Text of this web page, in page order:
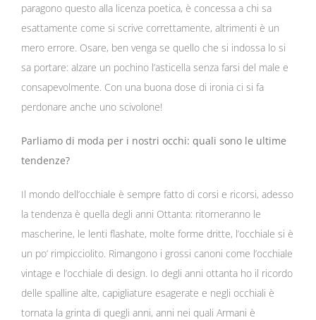
paragono questo alla licenza poetica, è concessa a chi sa
esattamente come si scrive correttamente, altrimenti è un
mero errore. Osare, ben venga se quello che si indossa lo si
sa portare: alzare un pochino l’asticella senza farsi del male e
consapevolmente. Con una buona dose di ironia ci si fa
perdonare anche uno scivolone!
Parliamo di moda per i nostri occhi: quali sono le ultime
tendenze?
Il mondo dell’occhiale è sempre fatto di corsi e ricorsi, adesso
la tendenza è quella degli anni Ottanta: ritorneranno le
mascherine, le lenti flashate, molte forme dritte, l’occhiale si è
un po’ rimpicciolito. Rimangono i grossi canoni come l’occhiale
vintage e l’occhiale di design. Io degli anni ottanta ho il ricordo
delle spalline alte, capigliature esagerate e negli occhiali è
tornata la grinta di quegli anni, anni nei quali Armani è